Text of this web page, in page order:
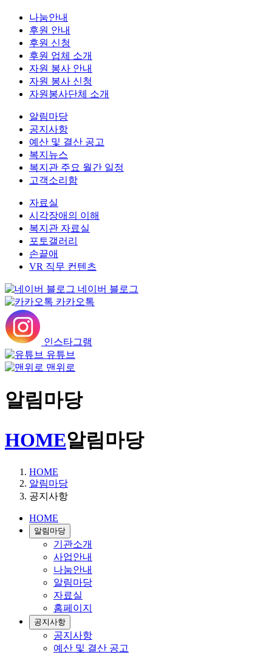
나눔안내
후원 안내
후원 신청
후원 업체 소개
자원 봉사 안내
자원 봉사 신청
자원봉사단체 소개
알림마당
공지사항
예산 및 결산 공고
복지뉴스
복지관 주요 월간 일정
고객소리함
자료실
시각장애의 이해
복지관 자료실
포토갤러리
손끝애
VR 직무 컨텐츠
네이버 블로그
카카오톡
인스타그램
유튜브
맨위로
알림마당
HOME알림마당
HOME
알림마당
공지사항
HOME
알림마당
기관소개
사업안내
나눔안내
알림마당
자료실
홈페이지
공지사항
공지사항
예산 및 결산 공고